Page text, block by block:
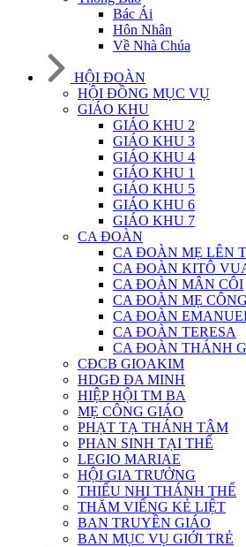
Bác Ái
Hôn Nhân
Về Nhà Chúa
HỘI ĐOÀN
HỘI ĐỒNG MỤC VỤ
GIÁO KHU
GIÁO KHU 2
GIÁO KHU 3
GIÁO KHU 4
GIÁO KHU 1
GIÁO KHU 5
GIÁO KHU 6
GIÁO KHU 7
CA ĐOÀN
CA ĐOÀN MẸ LÊN
CA ĐOÀN KITÔ
CA ĐOÀN MÂN CÔI
CA ĐOÀN MẸ
CA ĐOÀN
CA ĐOÀN TERESA
CA ĐOÀN THÁNH
CĐCB GIOAKIM
HDGĐ ĐA MINH
HIỆP HỘI TM BA
MẸ CÔNG GIÁO
PHẠT TẠ THÁNH TÂM
PHAN SINH TẠI THẾ
LEGIO MARIAE
HỘI GIA TRƯỞNG
THIẾU NHI THÁNH THỂ
THĂM VIẾNG KẺ LIỆT
BAN TRUYỀN GIÁO
BAN MỤC VỤ GIỚI TRẺ